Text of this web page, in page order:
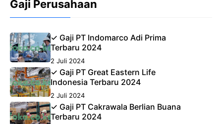
Gaji Perusahaan
✓ Gaji PT Indomarco Adi Prima
Terbaru 2024
2 Juli 2024
✓ Gaji PT Great Eastern Life
Indonesia Terbaru 2024
2 Juli 2024
✓ Gaji PT Cakrawala Berlian Buana
Terbaru 2024